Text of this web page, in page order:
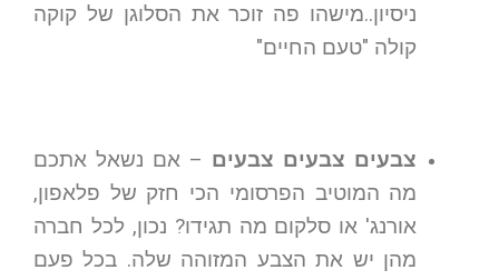
ניסיון..מישהו פה זוכר את הסלוגן של קוקה
קולה "טעם החיים"
צבעים צבעים צבעים – אם נשאל אתכם
מה המוטיב הפרסומי הכי חזק של פלאפון,
אורנג' או סלקום מה תגידו? נכון, לכל חברה
מהן יש את הצבע המזוהה שלה. בכל פעם